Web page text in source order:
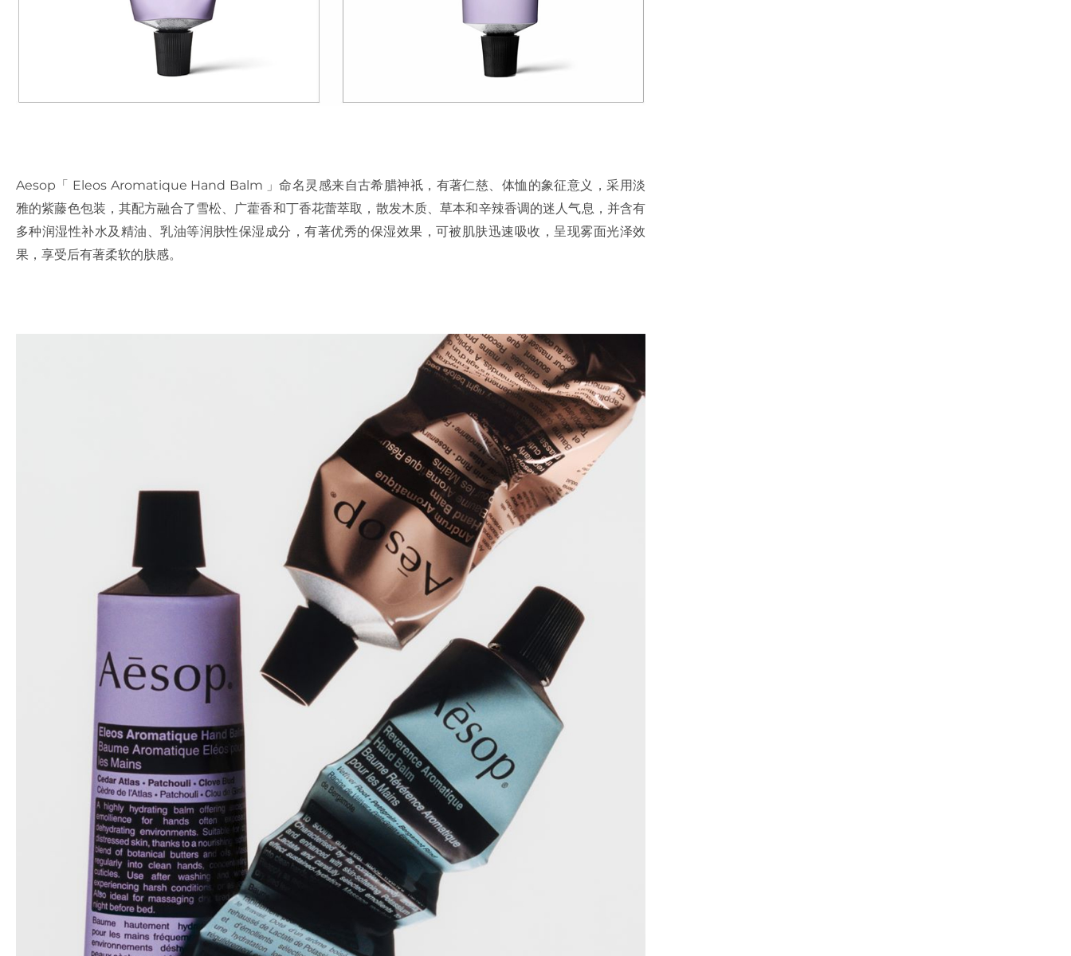
Aesop「 Eleos Aromatique Hand Balm 」命名灵感来自古希腊神祇，有著仁慈、体恤的象征意义，采用淡
雅的紫藤色包装，其配方融合了雪松、广藿香和丁香花蕾萃取，散发木质、草本和辛辣香调的迷人气息，并含有
多种润湿性补水及精油、乳油等润肤性保湿成分，有著优秀的保湿效果，可被肌肤迅速吸收，呈现雾面光泽效
果，享受后有著柔软的肤感。